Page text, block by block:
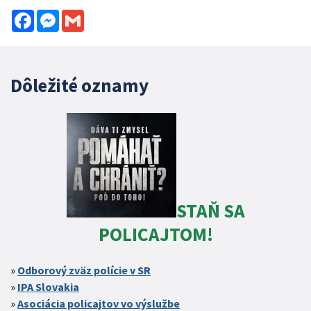
FacebookMessenger
Dôležité oznamy
STAŇ SA
POLICAJTOM!
Odborový zväz polície v SR
IPA Slovakia
Asociácia policajtov vo výslužbe